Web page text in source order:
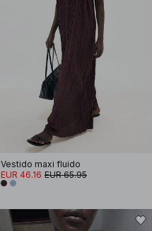
Vestido maxi fluido
EUR 46.16 EUR 65.95